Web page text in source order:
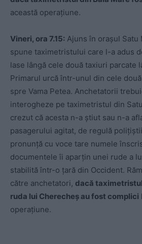
această operațiune.
Vineri, ora 7.15: Ajuns în orașul Satu
spune taximetristului care l-a adus
lase lângă cele două taxiuri parcate
Primarul urcă într-unul din cele
spre Vama Petea. Anchetatorii
interogheze pe taximetristul din
crezut că acesta n-a știut sau n-a
pasagerului agitat, de regulă
pronunță cu voce tare numele
documentele îi aparțin unei rude a
stabilită într-o țară din Occident.
către anchetatori, dacă
ruda lui Cherecheș au fost complici
operațiune.